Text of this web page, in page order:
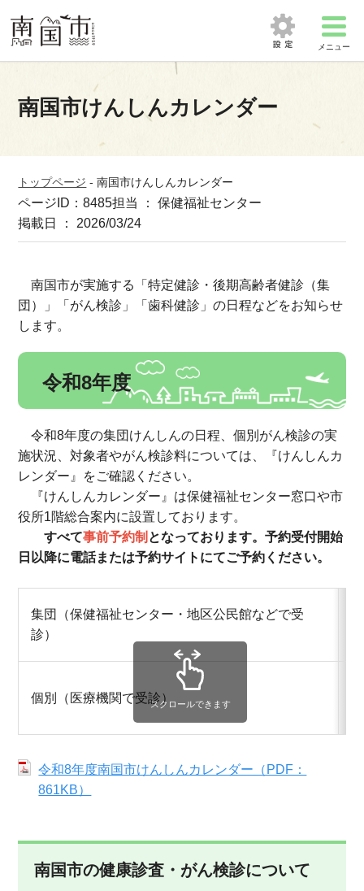
メニュー
南国市けんしんカレンダー
トップページ -南国市けんしんカレンダー
ページID：8485担当 ： 保健福祉センター
掲載日 ： 2026/03/24
南国市が実施する「特定健診・後期高齢者健診（集
団）」「がん検診」「歯科健診」の日程などをお知らせ
します。
令和8年度
令和8年度の集団けんしんの日程、個別がん検診の実
施状況、対象者やがん検診料については、『けんしんカ
レンダー』をご確認ください。
『けんしんカレンダー』は保健福祉センター窓口や市
役所1階総合案内に設置しております。
すべて事前予約制 となっております。予約受付開始
日以降に電話または予約サイトにてご予約ください。
集団（保健福祉センター・地区公民館などで受
診）
個別（医療機関で受診）スクロールできます
令和8年度南国市けんしんカレンダー（PDF：
861KB）
南国市の健康診査・がん検診について